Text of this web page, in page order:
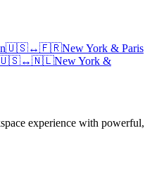
🇺🇸↔🇫🇷New York & Paris
↔🇳🇱New York &
experience with powerful,